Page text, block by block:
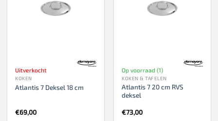
Uitverkocht
KOKEN
Atlantis 7 Deksel 18 cm
€69,00
Op voorraad (1)
KOKEN & TAFELEN
Atlantis 7 20 cm RVS
deksel
€73,00